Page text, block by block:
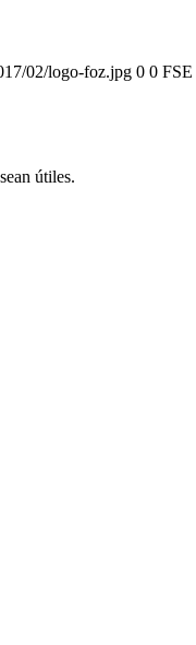
02/logo-foz.jpg 0 0 FSE
útiles.